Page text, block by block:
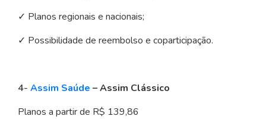
✓ Planos regionais e nacionais;
✓ Possibilidade de reembolso e coparticipação.
4- Assim Saúde – Assim Clássico
Planos a partir de R$ 139,86